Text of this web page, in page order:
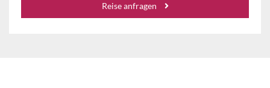
Reise anfragen